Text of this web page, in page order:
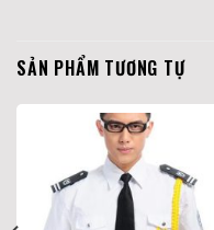
SẢN PHẨM TƯƠNG TỰ